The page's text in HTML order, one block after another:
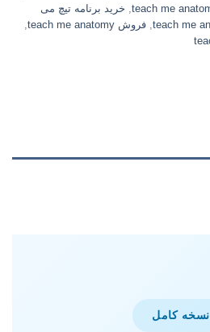
خرید برنامه تیچ می
فروش teach me anatomy
نسخه کامل